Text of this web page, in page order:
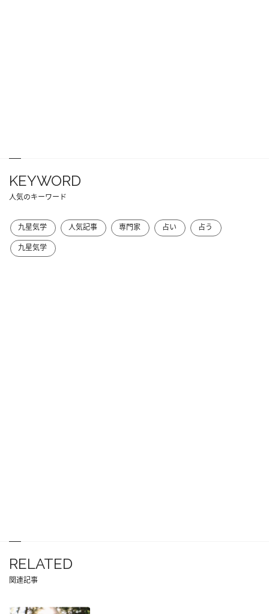
KEYWORD
人気のキーワード
九星気学 人気記事 専門家 占い
占う
九星気学
RELATED
関連記事